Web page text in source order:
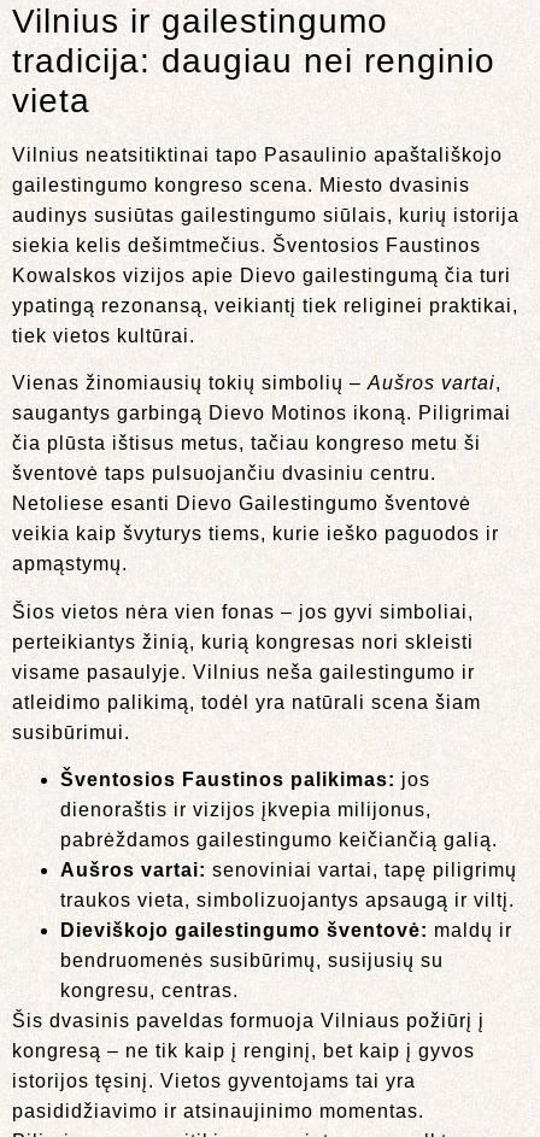
Vilnius ir gailestingumo
tradicija: daugiau nei renginio
vieta
Vilnius neatsitiktinai tapo Pasaulinio apaštališkojo
gailestingumo kongreso scena. Miesto dvasinis
audinys susiūtas gailestingumo siūlais, kurių istorija
siekia kelis dešimtmečius. Šventosios Faustinos
Kowalskos vizijos apie Dievo gailestingumą čia turi
ypatingą rezonansą, veikiantį tiek religinei praktikai,
tiek vietos kultūrai.
Vienas žinomiausių tokių simbolių –Aušros vartai,
saugantys garbingą Dievo Motinos ikoną. Piligrimai
čia plūsta ištisus metus, tačiau kongreso metu ši
šventovė taps pulsuojančiu dvasiniu centru.
Netoliese esanti Dievo Gailestingumo šventovė
veikia kaip švyturys tiems, kurie ieško paguodos ir
apmąstymų.
Šios vietos nėra vien fonas – jos gyvi simboliai,
perteikiantys žinią, kurią kongresas nori skleisti
visame pasaulyje. Vilnius neša gailestingumo ir
atleidimo palikimą, todėl yra natūrali scena šiam
susibūrimui.
Šventosios Faustinos palikimas: jos
dienoraštis ir vizijos įkvepia milijonus,
pabrėždamos gailestingumo keičiančią galią.
Aušros vartai: senoviniai vartai, tapę piligrimų
traukos vieta, simbolizuojantys apsaugą ir viltį.
Dieviškojo gailestingumo šventovė: maldų ir
bendruomenės susibūrimų, susijusių su
kongresu, centras.
Šis dvasinis paveldas formuoja Vilniaus požiūrį į
kongresą – ne tik kaip į renginį, bet kaip į gyvos
istorijos tęsinį. Vietos gyventojams tai yra
pasididžiavimo ir atsinaujinimo momentas.